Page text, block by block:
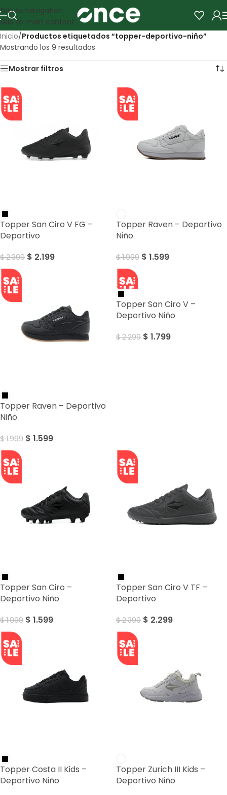
Skip to navigation
Skip to main content
Inicio/Productos etiquetados “topper-deportivo-niño”
Mostrando los 9 resultados
Mostrar filtros
Topper San Ciro V FG –
Deportivo
$2.399 $ 2.199
Topper Raven – Deportivo
Niño
$1.999 $ 1.599
Topper Raven – Deportivo
Niño
$1.999 $ 1.599
SALE
Topper San Ciro V –
Deportivo Niño
$2.299 $ 1.799
Topper San Ciro –
Deportivo Niño
$1.999 $ 1.599
Topper San Ciro V TF –
Deportivo
$2.399 $ 2.299
Topper Costa II Kids –
Deportivo Niño
Topper Zurich III Kids –
Deportivo Niño